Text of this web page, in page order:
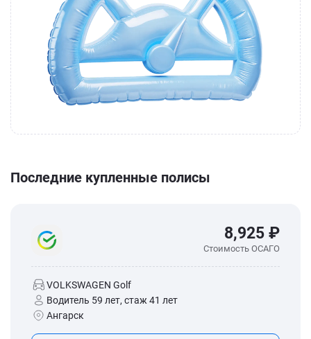
Последние купленные полисы
8,925 ₽
Стоимость ОСАГО
VOLKSWAGEN Golf
Водитель 59 лет, стаж 41 лет
Ангарск